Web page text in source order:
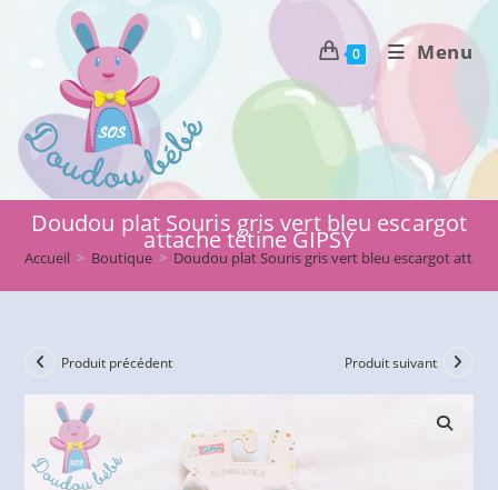
0 Menu
Doudou plat Souris gris vert bleu escargot
attache tétine GIPSY
Accueil > Boutique > Doudou plat Souris gris vert bleu escargot
Produit précédent Produit suivant